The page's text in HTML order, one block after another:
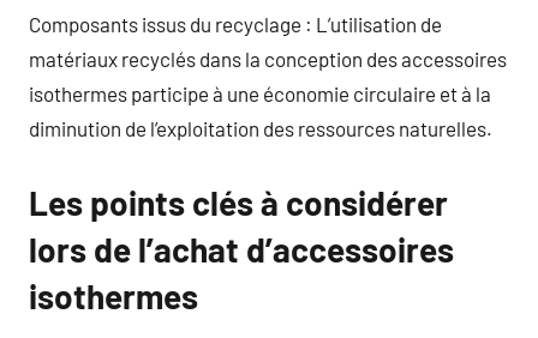
Composants issus du recyclage : L’utilisation de
matériaux recyclés dans la conception des accessoires
isothermes participe à une économie circulaire et à la
diminution de l’exploitation des ressources naturelles.
Les points clés à considérer
lors de l’achat d’accessoires
isothermes